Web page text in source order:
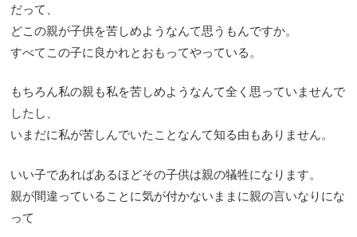
だって、
どこの親が子供を苦しめようなんて思うもんですか。
すべてこの子に良かれとおもってやっている。
もちろん私の親も私を苦しめようなんて全く思っていませんで
したし、
いまだに私が苦しんでいたことなんて知る由もありません。
いい子であればあるほどその子供は親の犠牲になります。
親が間違っていることに気が付かないままに親の言いなりにな
って